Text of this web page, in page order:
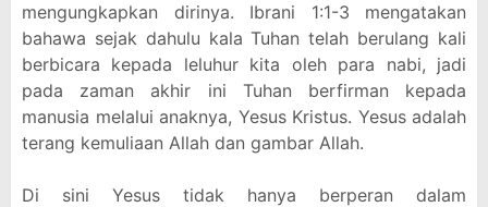
mengungkapkan dirinya. Ibrani 1:1-3 mengatakan
bahawa sejak dahulu kala Tuhan telah berulang kali
berbicara kepada leluhur kita oleh para nabi, jadi
pada zaman akhir ini Tuhan berfirman kepada
manusia melalui anaknya, Yesus Kristus. Yesus adalah
terang kemuliaan Allah dan gambar Allah.
Di sini Yesus tidak hanya berperan dalam